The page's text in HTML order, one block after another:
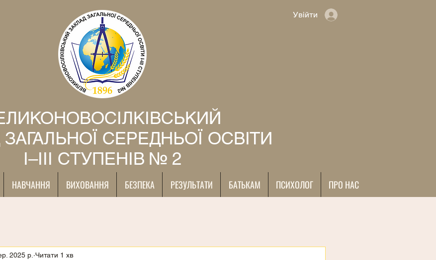
Увійти
СЕРЕДНЬОЇ ОСВІТИ
І–ІІІ СТУПЕНІВ № 2
НАВЧАННЯ ВИХОВАННЯ БЕЗПЕКА РЕЗУЛЬТАТИ БАТЬКАМ ПСИХОЛОГ ПРО НАС
2025 р. Читати 1 хв